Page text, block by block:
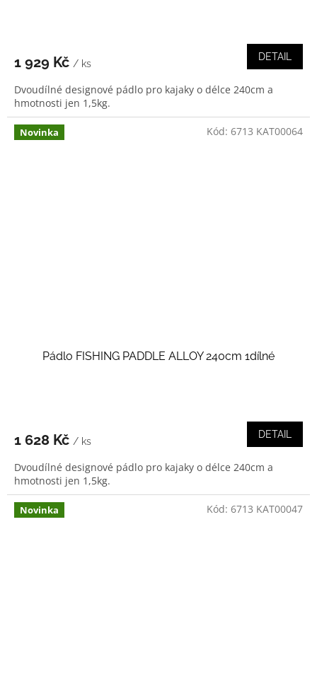
1 929 Kč / ks
DETAIL
Dvoudílné designové pádlo pro kajaky o délce 240cm a
hmotnosti jen 1,5kg.
Novinka
Pádlo FISHING PADDLE ALLOY 240cm 1dílné
1 628 Kč / ks
DETAIL
Dvoudílné designové pádlo pro kajaky o délce 240cm a
hmotnosti jen 1,5kg.
Kód: 6713 KAT00064
Novinka Kód: 6713 KAT00047